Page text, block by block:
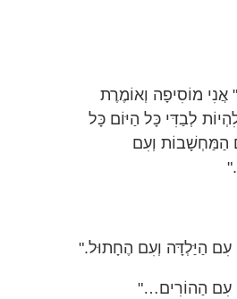
אֲנִי מוֹסִיפָה וְאוֹמֶרֶת
לְבַדִּי כָּל הַיּוֹם כָּל
הַמַּחְשָׁבוֹת וְעִם
עִם הַיַּלְדָּה וְעִם הֶחָתוּל."
עִם הַהוֹרִים…"